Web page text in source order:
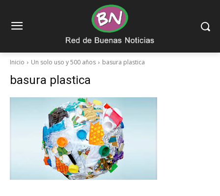
Inicio Un solo uso y 500 años basura plastica
basura plastica